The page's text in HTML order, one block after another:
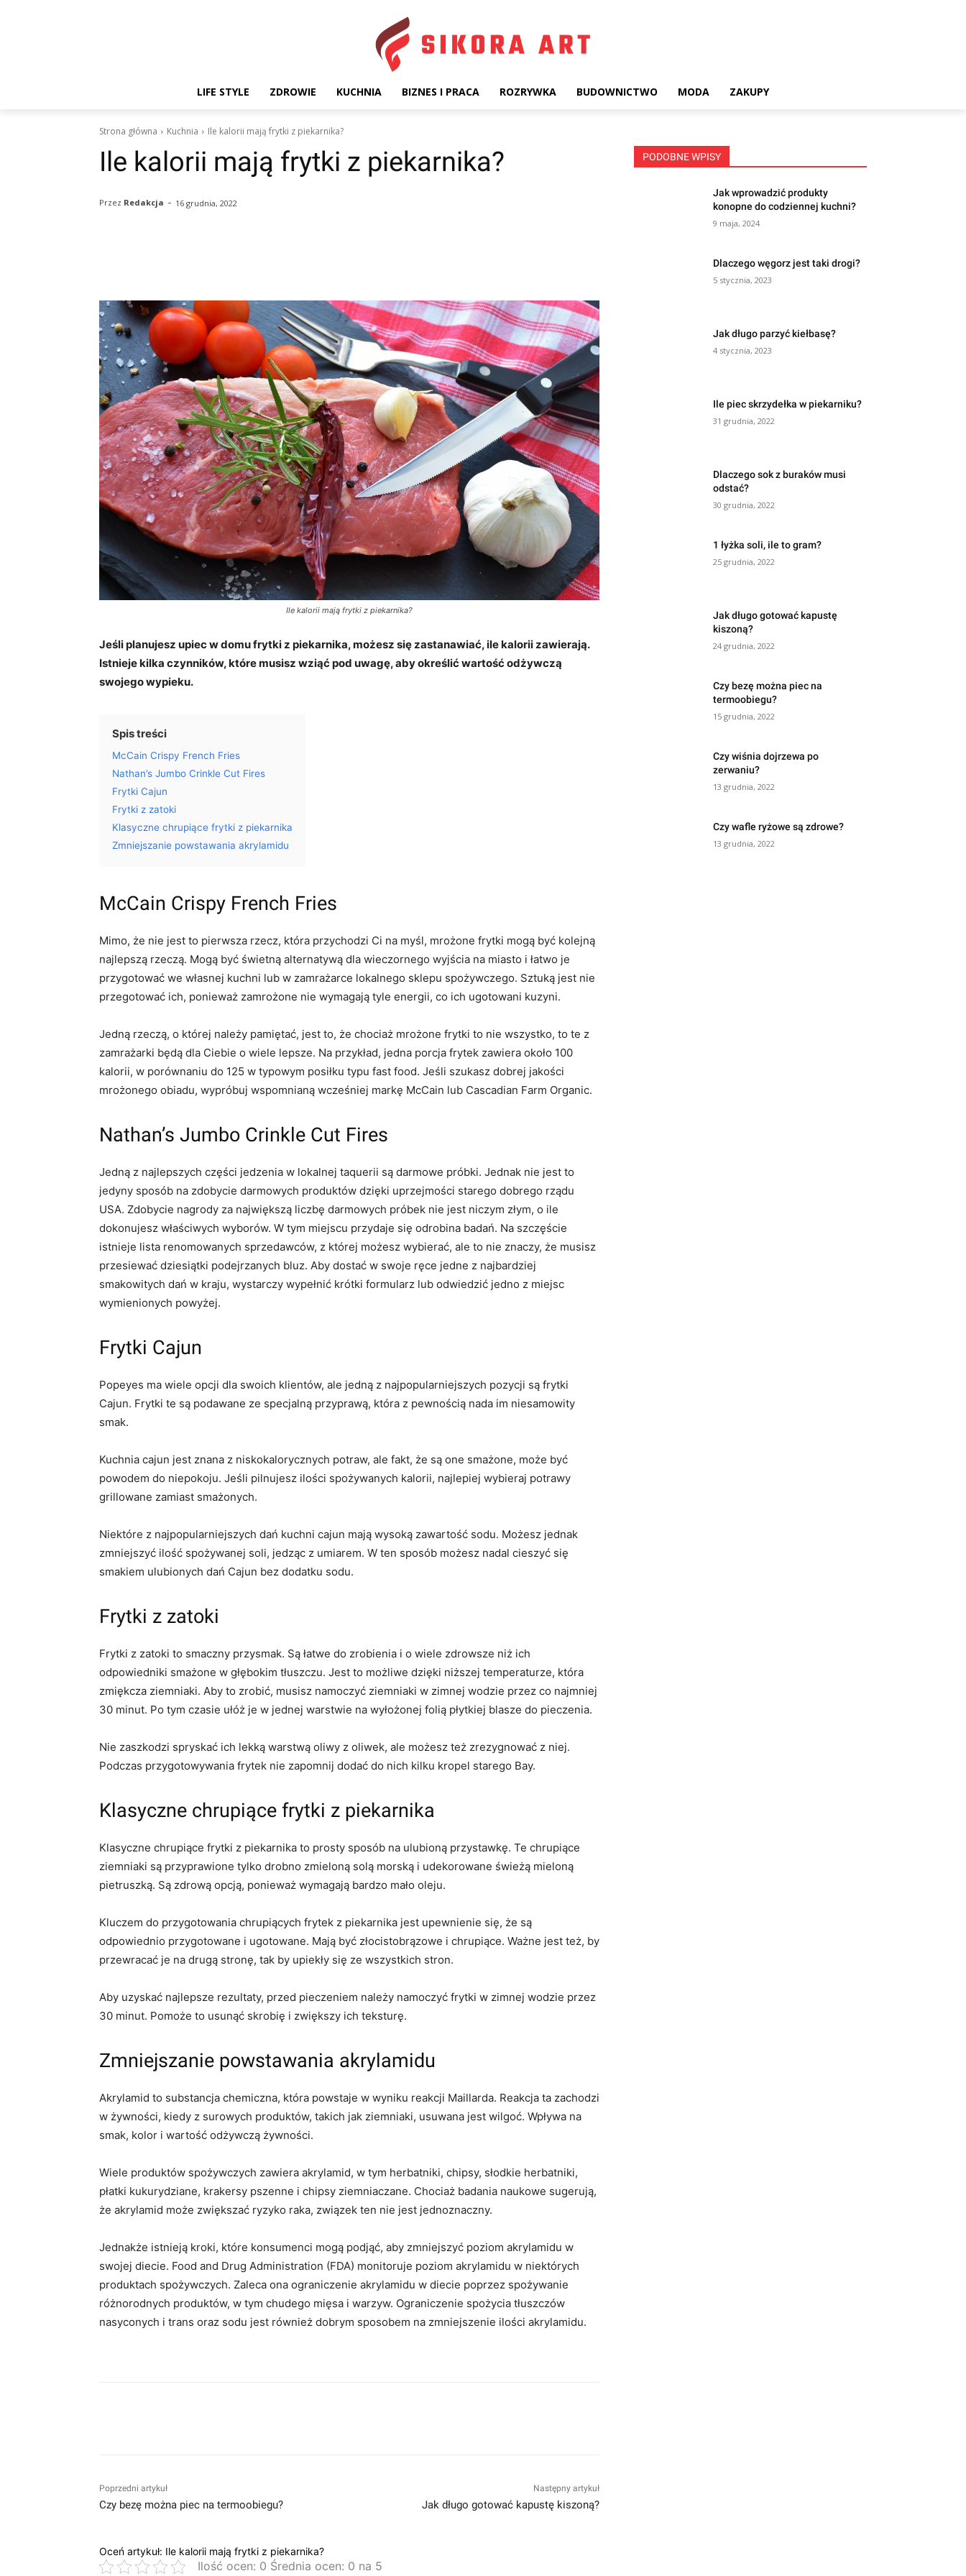
LIFE STYLE ZDROWIE KUCHNIA BIZNES I PRACA ROZRYWKA BUDOWNICTWO MODA ZAKUPY
Strona główna Kuchnia Ile kalorii mają frytki z piekarnika?
Ile kalorii mają frytki z piekarnika?
Przez Redakcja - 16 grudnia, 2022
Ile kalorii mają frytki z piekarnika?
Jeśli planujesz upiec w domu frytki z piekarnika, możesz się zastanawiać, ile kalorii zawierają.
Istnieje kilka czynników, które musisz wziąć pod uwagę, aby określić wartość odżywczą
swojego wypieku.
Spis treści
McCain Crispy French Fries
Nathan’s Jumbo Crinkle Cut Fires
Frytki Cajun
Frytki z zatoki
Klasyczne chrupiące frytki z piekarnika
Zmniejszanie powstawania akrylamidu
McCain Crispy French Fries
Mimo, że nie jest to pierwsza rzecz, która przychodzi Ci na myśl, mrożone frytki mogą być kolejną
najlepszą rzeczą. Mogą być świetną alternatywą dla wieczornego wyjścia na miasto i łatwo je
przygotować we własnej kuchni lub w zamrażarce lokalnego sklepu spożywczego. Sztuką jest nie
przegotować ich, ponieważ zamrożone nie wymagają tyle energii, co ich ugotowani kuzyni.
Jedną rzeczą, o której należy pamiętać, jest to, że chociaż mrożone frytki to nie wszystko, to te z
zamrażarki będą dla Ciebie o wiele lepsze. Na przykład, jedna porcja frytek zawiera około 100
kalorii, w porównaniu do 125 w typowym posiłku typu fast food. Jeśli szukasz dobrej jakości
mrożonego obiadu, wypróbuj wspomnianą wcześniej markę McCain lub Cascadian Farm Organic.
Nathan’s Jumbo Crinkle Cut Fires
Jedną z najlepszych części jedzenia w lokalnej taquerii są darmowe próbki. Jednak nie jest to
jedyny sposób na zdobycie darmowych produktów dzięki uprzejmości starego dobrego rządu
USA. Zdobycie nagrody za największą liczbę darmowych próbek nie jest niczym złym, o ile
dokonujesz właściwych wyborów. W tym miejscu przydaje się odrobina badań. Na szczęście
istnieje lista renomowanych sprzedawców, z której możesz wybierać, ale to nie znaczy, że musisz
przesiewać dziesiątki podejrzanych bluz. Aby dostać w swoje ręce jedne z najbardziej
smakowitych dań w kraju, wystarczy wypełnić krótki formularz lub odwiedzić jedno z miejsc
wymienionych powyżej.
Frytki Cajun
Popeyes ma wiele opcji dla swoich klientów, ale jedną z najpopularniejszych pozycji są frytki
Cajun. Frytki te są podawane ze specjalną przyprawą, która z pewnością nada im niesamowity
smak.
Kuchnia cajun jest znana z niskokalorycznych potraw, ale fakt, że są one smażone, może być
powodem do niepokoju. Jeśli pilnujesz ilości spożywanych kalorii, najlepiej wybieraj potrawy
grillowane zamiast smażonych.
Niektóre z najpopularniejszych dań kuchni cajun mają wysoką zawartość sodu. Możesz jednak
zmniejszyć ilość spożywanej soli, jedząc z umiarem. W ten sposób możesz nadal cieszyć się
smakiem ulubionych dań Cajun bez dodatku sodu.
Frytki z zatoki
Frytki z zatoki to smaczny przysmak. Są łatwe do zrobienia i o wiele zdrowsze niż ich
odpowiedniki smażone w głębokim tłuszczu. Jest to możliwe dzięki niższej temperaturze, która
zmiękcza ziemniaki. Aby to zrobić, musisz namoczyć ziemniaki w zimnej wodzie przez co najmniej
30 minut. Po tym czasie ułóż je w jednej warstwie na wyłożonej folią płytkiej blasze do pieczenia.
Nie zaszkodzi spryskać ich lekką warstwą oliwy z oliwek, ale możesz też zrezygnować z niej.
Podczas przygotowywania frytek nie zapomnij dodać do nich kilku kropel starego Bay.
Klasyczne chrupiące frytki z piekarnika
Klasyczne chrupiące frytki z piekarnika to prosty sposób na ulubioną przystawkę. Te chrupiące
ziemniaki są przyprawione tylko drobno zmieloną solą morską i udekorowane świeżą mieloną
pietruszką. Są zdrową opcją, ponieważ wymagają bardzo mało oleju.
Kluczem do przygotowania chrupiących frytek z piekarnika jest upewnienie się, że są
odpowiednio przygotowane i ugotowane. Mają być złocistobrązowe i chrupiące. Ważne jest też, by
przewracać je na drugą stronę, tak by upiekły się ze wszystkich stron.
Aby uzyskać najlepsze rezultaty, przed pieczeniem należy namoczyć frytki w zimnej wodzie przez
30 minut. Pomoże to usunąć skrobię i zwiększy ich teksturę.
Zmniejszanie powstawania akrylamidu
Akrylamid to substancja chemiczna, która powstaje w wyniku reakcji Maillarda. Reakcja ta zachodzi
w żywności, kiedy z surowych produktów, takich jak ziemniaki, usuwana jest wilgoć. Wpływa na
smak, kolor i wartość odżywczą żywności.
Wiele produktów spożywczych zawiera akrylamid, w tym herbatniki, chipsy, słodkie herbatniki,
płatki kukurydziane, krakersy pszenne i chipsy ziemniaczane. Chociaż badania naukowe sugerują,
że akrylamid może zwiększać ryzyko raka, związek ten nie jest jednoznaczny.
Jednakże istnieją kroki, które konsumenci mogą podjąć, aby zmniejszyć poziom akrylamidu w
swojej diecie. Food and Drug Administration (FDA) monitoruje poziom akrylamidu w niektórych
produktach spożywczych. Zaleca ona ograniczenie akrylamidu w diecie poprzez spożywanie
różnorodnych produktów, w tym chudego mięsa i warzyw. Ograniczenie spożycia tłuszczów
nasyconych i trans oraz sodu jest również dobrym sposobem na zmniejszenie ilości akrylamidu.
Poprzedni artykuł
Czy bezę można piec na termoobiegu?
Następny artykuł
Jak długo gotować kapustę kiszoną?
Oceń artykuł: Ile kalorii mają frytki z piekarnika?
Ilość ocen: 0 Średnia ocen: 0 na 5
PODOBNE WPISY
Jak wprowadzić produkty
konopne do codziennej kuchni?
9 maja, 2024
Dlaczego węgorz jest taki drogi?
5 stycznia, 2023
Jak długo parzyć kiełbasę?
4 stycznia, 2023
Ile piec skrzydełka w piekarniku?
31 grudnia, 2022
Dlaczego sok z buraków musi
odstać?
30 grudnia, 2022
1 łyżka soli, ile to gram?
25 grudnia, 2022
Jak długo gotować kapustę
kiszoną?
24 grudnia, 2022
Czy bezę można piec na
termoobiegu?
15 grudnia, 2022
Czy wiśnia dojrzewa po
zerwaniu?
13 grudnia, 2022
Czy wafle ryżowe są zdrowe?
13 grudnia, 2022